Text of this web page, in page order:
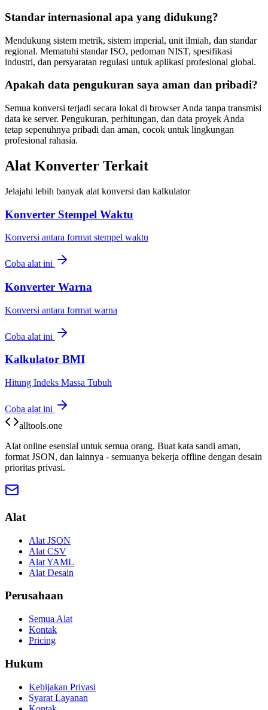
Standar internasional apa yang didukung?
Mendukung sistem metrik, sistem imperial, unit ilmiah, dan standar
regional. Mematuhi standar ISO, pedoman NIST, spesifikasi
industri, dan persyaratan regulasi untuk aplikasi profesional global.
Apakah data pengukuran saya aman dan pribadi?
Semua konversi terjadi secara lokal di browser Anda tanpa transmisi
data ke server. Pengukuran, perhitungan, dan data proyek Anda
tetap sepenuhnya pribadi dan aman, cocok untuk lingkungan
profesional rahasia.
Alat Konverter Terkait
Jelajahi lebih banyak alat konversi dan kalkulator
Konverter Stempel Waktu
Konversi antara format stempel waktu
Coba alat ini
Konverter Warna
Konversi antara format warna
Coba alat ini
Kalkulator BMI
Hitung Indeks Massa Tubuh
Coba alat ini
alltools.one
Alat online esensial untuk semua orang. Buat kata sandi aman,
format JSON, dan lainnya - semuanya bekerja offline dengan desain
prioritas privasi.
Alat
Alat JSON
Alat CSV
Alat YAML
Alat Desain
Perusahaan
Semua Alat
Kontak
Pricing
Hukum
Kebijakan Privasi
Syarat Layanan